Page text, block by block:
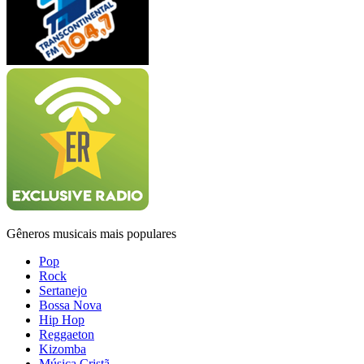
Gêneros musicais mais populares
Pop
Rock
Sertanejo
Bossa Nova
Hip Hop
Reggaeton
Kizomba